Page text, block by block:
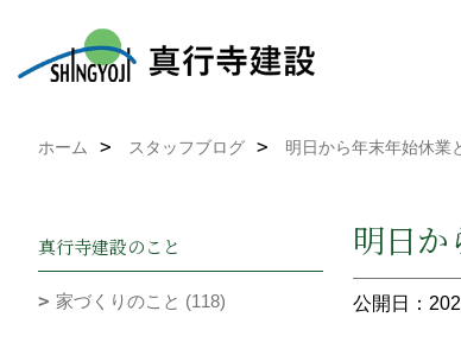
ホーム スタッフブログ 明日から年末年始休業
明日
公開日：
真行寺建設のこと
家づくりのこと (118)